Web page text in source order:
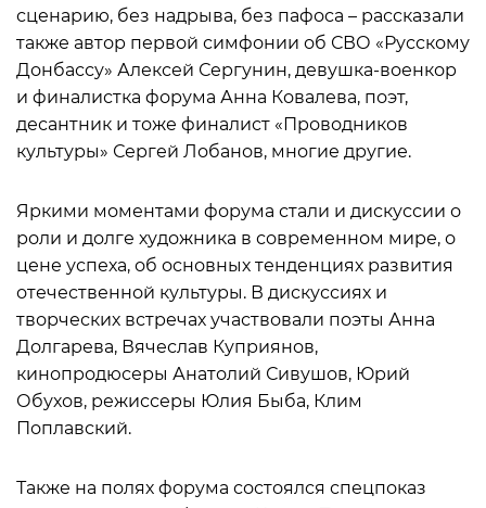
сценарию, без надрыва, без пафоса – рассказали
также автор первой симфонии об СВО «Русскому
Донбассу» Алексей Сергунин, девушка-военкор
и финалистка форума Анна Ковалева, поэт,
десантник и тоже финалист «Проводников
культуры» Сергей Лобанов, многие другие.
Яркими моментами форума стали и дискуссии о
роли и долге художника в современном мире, о
цене успеха, об основных тенденциях развития
отечественной культуры. В дискуссиях и
творческих встречах участвовали поэты Анна
Долгарева, Вячеслав Куприянов,
кинопродюсеры Анатолий Сивушов, Юрий
Обухов, режиссеры Юлия Быба, Клим
Поплавский.
Также на полях форума состоялся спецпоказ